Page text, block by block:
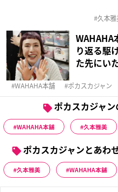
久本雅
り返る駆
た先にい
WAHAHA本舗 ポカスカジャン
ポカスカジャ
WAHAHA本舗 久本雅美
ポカスカジャンとあわ
久本雅美 WAHAHA本舗